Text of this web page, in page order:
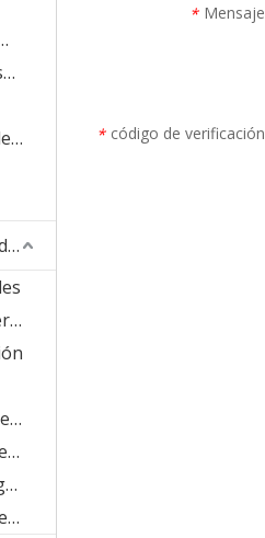
la masa
Máquina de rodillos de resorte
Máquinas de fabricación de galletas
Máquina de procesamiento de verduras de frutas
Máquina de limpieza de verduras
Máquina de congelación de vegetales
Máquina de clasificación de verduras
Máquina de blanquear vegetales
Línea de procesamiento de frutas y verduras
* Mensaje
* código de verificación